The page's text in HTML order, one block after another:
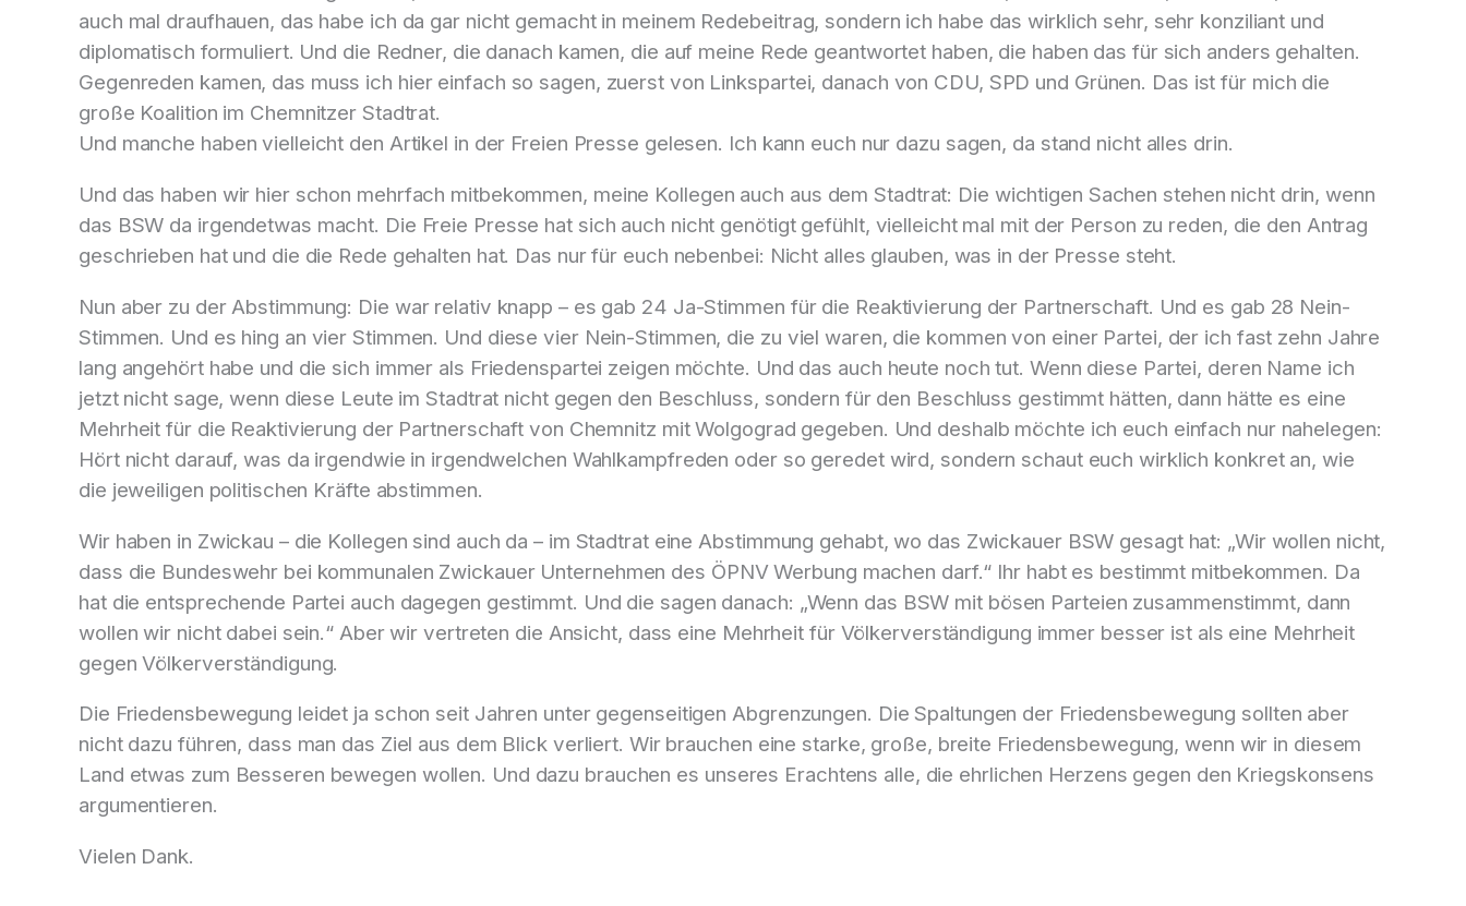
auch mal draufhauen, das habe ich da gar nicht gemacht in meinem Redebeitrag, sondern ich habe das wirklich sehr, sehr konziliant und
diplomatisch formuliert. Und die Redner, die danach kamen, die auf meine Rede geantwortet haben, die haben das für sich anders gehalten.
Gegenreden kamen, das muss ich hier einfach so sagen, zuerst von Linkspartei, danach von CDU, SPD und Grünen. Das ist für mich die
große Koalition im Chemnitzer Stadtrat.
Und manche haben vielleicht den Artikel in der Freien Presse gelesen. Ich kann euch nur dazu sagen, da stand nicht alles drin.
Und das haben wir hier schon mehrfach mitbekommen, meine Kollegen auch aus dem Stadtrat: Die wichtigen Sachen stehen nicht drin, wenn
das BSW da irgendetwas macht. Die Freie Presse hat sich auch nicht genötigt gefühlt, vielleicht mal mit der Person zu reden, die den Antrag
geschrieben hat und die die Rede gehalten hat. Das nur für euch nebenbei: Nicht alles glauben, was in der Presse steht.
Nun aber zu der Abstimmung: Die war relativ knapp – es gab 24 Ja-Stimmen für die Reaktivierung der Partnerschaft. Und es gab 28 Nein-
Stimmen. Und es hing an vier Stimmen. Und diese vier Nein-Stimmen, die zu viel waren, die kommen von einer Partei, der ich fast zehn Jahre
lang angehört habe und die sich immer als Friedenspartei zeigen möchte. Und das auch heute noch tut. Wenn diese Partei, deren Name ich
jetzt nicht sage, wenn diese Leute im Stadtrat nicht gegen den Beschluss, sondern für den Beschluss gestimmt hätten, dann hätte es eine
Mehrheit für die Reaktivierung der Partnerschaft von Chemnitz mit Wolgograd gegeben. Und deshalb möchte ich euch einfach nur nahelegen:
Hört nicht darauf, was da irgendwie in irgendwelchen Wahlkampfreden oder so geredet wird, sondern schaut euch wirklich konkret an, wie
die jeweiligen politischen Kräfte abstimmen.
Wir haben in Zwickau – die Kollegen sind auch da – im Stadtrat eine Abstimmung gehabt, wo das Zwickauer BSW gesagt hat: „Wir wollen nicht,
dass die Bundeswehr bei kommunalen Zwickauer Unternehmen des ÖPNV Werbung machen darf.“ Ihr habt es bestimmt mitbekommen. Da
hat die entsprechende Partei auch dagegen gestimmt. Und die sagen danach: „Wenn das BSW mit bösen Parteien zusammenstimmt, dann
wollen wir nicht dabei sein.“ Aber wir vertreten die Ansicht, dass eine Mehrheit für Völkerverständigung immer besser ist als eine Mehrheit
gegen Völkerverständigung.
Die Friedensbewegung leidet ja schon seit Jahren unter gegenseitigen Abgrenzungen. Die Spaltungen der Friedensbewegung sollten aber
nicht dazu führen, dass man das Ziel aus dem Blick verliert. Wir brauchen eine starke, große, breite Friedensbewegung, wenn wir in diesem
Land etwas zum Besseren bewegen wollen. Und dazu brauchen es unseres Erachtens alle, die ehrlichen Herzens gegen den Kriegskonsens
argumentieren.
Vielen Dank.